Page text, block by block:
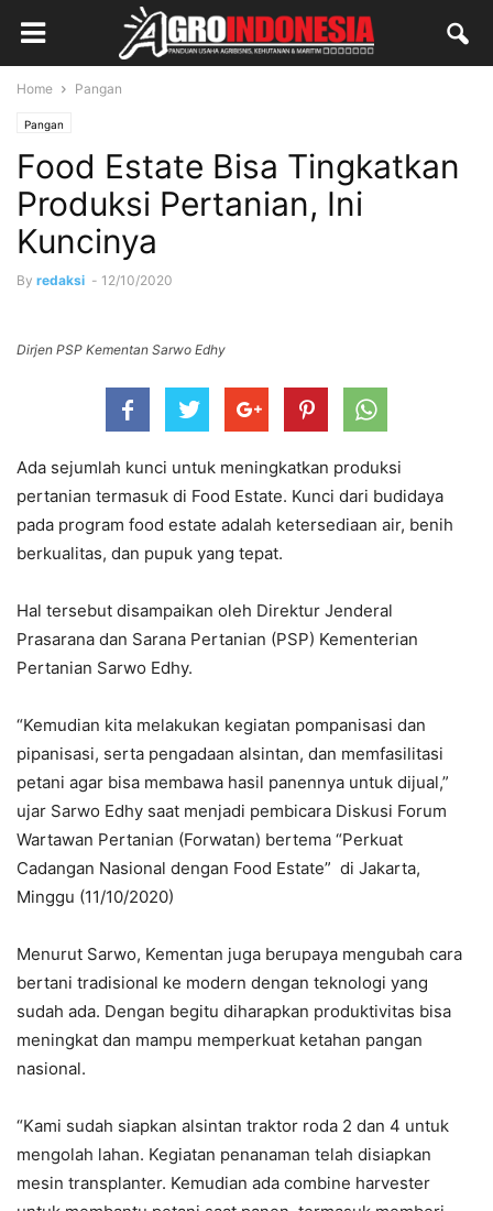
Home Pangan
Pangan
Food Estate Bisa Tingkatkan
Produksi Pertanian, Ini
Kuncinya
By redaksi - 12/10/2020
Dirjen PSP Kementan Sarwo Edhy
Ada sejumlah kunci untuk meningkatkan produksi
pertanian termasuk di Food Estate. Kunci dari budidaya
pada program food estate adalah ketersediaan air, benih
berkualitas, dan pupuk yang tepat.
Hal tersebut disampaikan oleh Direktur Jenderal
Prasarana dan Sarana Pertanian (PSP) Kementerian
Pertanian Sarwo Edhy.
“Kemudian kita melakukan kegiatan pompanisasi dan
pipanisasi, serta pengadaan alsintan, dan memfasilitasi
petani agar bisa membawa hasil panennya untuk dijual,”
ujar Sarwo Edhy saat menjadi pembicara Diskusi Forum
Wartawan Pertanian (Forwatan) bertema “Perkuat
Cadangan Nasional dengan Food Estate” di Jakarta,
Minggu (11/10/2020)
Menurut Sarwo, Kementan juga berupaya mengubah cara
bertani tradisional ke modern dengan teknologi yang
sudah ada. Dengan begitu diharapkan produktivitas bisa
meningkat dan mampu memperkuat ketahan pangan
nasional.
“Kami sudah siapkan alsintan traktor roda 2 dan 4 untuk
mengolah lahan. Kegiatan penanaman telah disiapkan
mesin transplanter. Kemudian ada combine harvester